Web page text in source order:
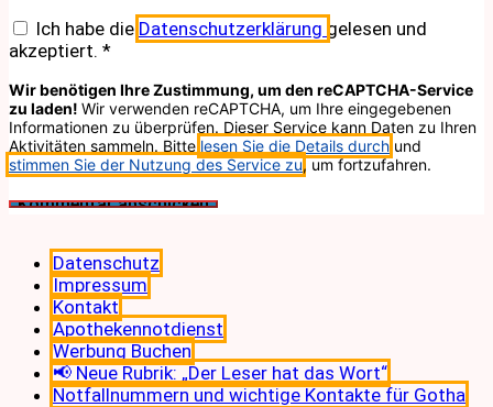
Ich habe die Datenschutzerklärung gelesen und
akzeptiert. *
Wir benötigen Ihre Zustimmung, um den reCAPTCHA-Service
zu laden! Wir verwenden reCAPTCHA, um Ihre eingegebenen
Informationen zu überprüfen. Dieser Service kann Daten zu Ihren
Aktivitäten sammeln. Bitte lesen Sie die Details durch und
stimmen Sie der Nutzung des Service zu, um fortzufahren.
Datenschutz
Impressum
Kontakt
Apothekennotdienst
Werbung Buchen
📢 Neue Rubrik: „Der Leser hat das Wort“
Notfallnummern und wichtige Kontakte für Gotha